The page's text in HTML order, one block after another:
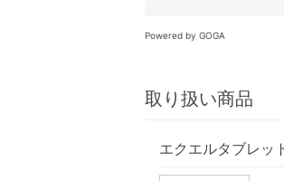
Powered by GOGA
取り扱い商品
エクエルタブレッ